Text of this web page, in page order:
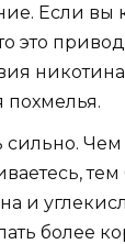
Если вы
это
похмелья.
сильно.
и
более